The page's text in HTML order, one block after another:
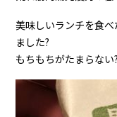
美味しいランチを食
ました?
もちもちがたまらない?